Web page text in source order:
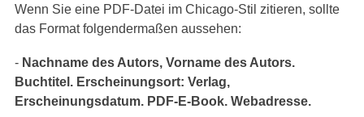
Wenn Sie eine PDF-Datei im Chicago-Stil zitieren, sollte
das Format folgendermaßen aussehen:
- Nachname des Autors, Vorname des Autors.
Buchtitel. Erscheinungsort: Verlag,
Erscheinungsdatum. PDF-E-Book. Webadresse.